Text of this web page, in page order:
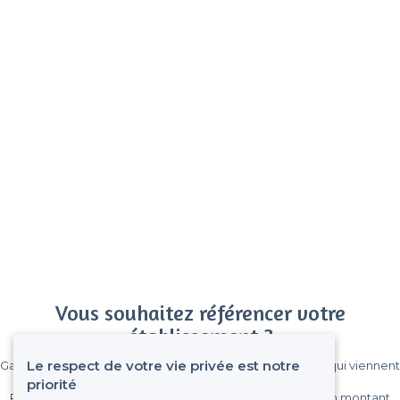
Vous souhaitez référencer votre
établissement ?
Gagnez de nombreux clients parmi le million de visiteurs qui viennent
Le respect de votre vie privée est notre
priorité